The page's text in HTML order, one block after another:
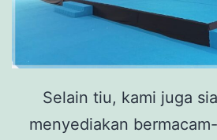
Selain tiu, kami juga
menyediakan